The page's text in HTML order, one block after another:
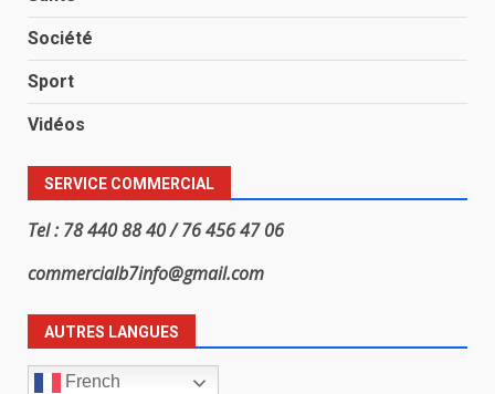
Société
Sport
Vidéos
SERVICE COMMERCIAL
Tel : 78 440 88 40 / 76 456 47 06
commercialb7info@gmail.com
AUTRES LANGUES
French